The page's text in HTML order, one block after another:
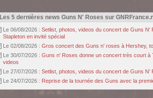
Les 5 dernières news Guns N' Roses sur
Le 06/08/2026 : Setlist, photos, videos du concert de Guns N'
Stapleton en invité spécial
Le 02/08/2026 : Gros concert des Guns n' roses à Hershey,
Le 30/07/2026 : Guns n' Roses donne un concert très court à
videos
Le 27/07/2026 : Setlist, photos, videos du concert de Guns N'
Le 24/07/2026 : Reprise de la tournée des Guns avec la